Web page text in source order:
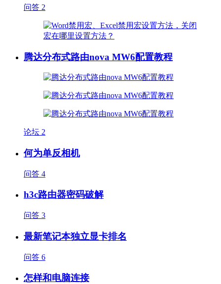
问答 2
腾达分布式路由nova MW6配置教程
论坛 2
何为单反相机
问答 4
h3c路由器密码破解
问答 3
最新笔记本独立显卡排名
问答 6
怎样和电脑连接